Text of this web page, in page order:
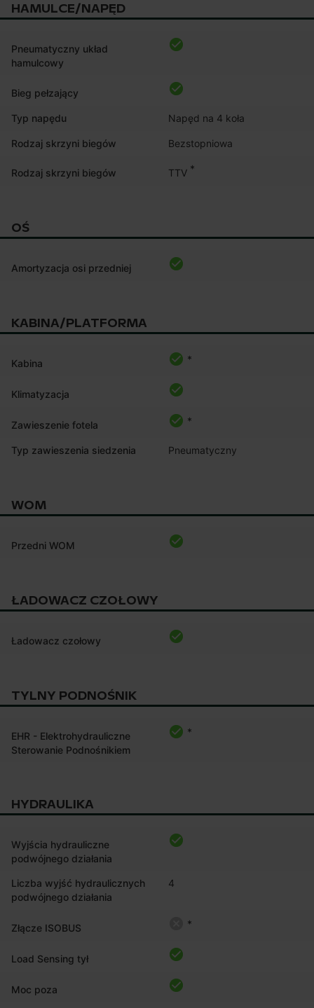
HAMULCE/NAPĘD
Pneumatyczny układ
hamulcowy
Bieg pełzający
Typ napędu Napęd na 4 koła
Rodzaj skrzyni biegów Bezstopniowa
Rodzaj skrzyni biegów TTV *
OŚ
Amortyzacja osi przedniej
KABINA/PLATFORMA
Kabina *
Klimatyzacja
Zawieszenie fotela *
Typ zawieszenia siedzenia Pneumatyczny
WOM
Przedni WOM
ŁADOWACZ CZOŁOWY
Ładowacz czołowy
TYLNY PODNOŚNIK
EHR - Elektrohydrauliczne
Sterowanie Podnośnikiem
*
HYDRAULIKA
Wyjścia hydrauliczne
podwójnego działania
Liczba wyjść hydraulicznych
podwójnego działania
4
Złącze ISOBUS *
Load Sensing tył
Moc poza